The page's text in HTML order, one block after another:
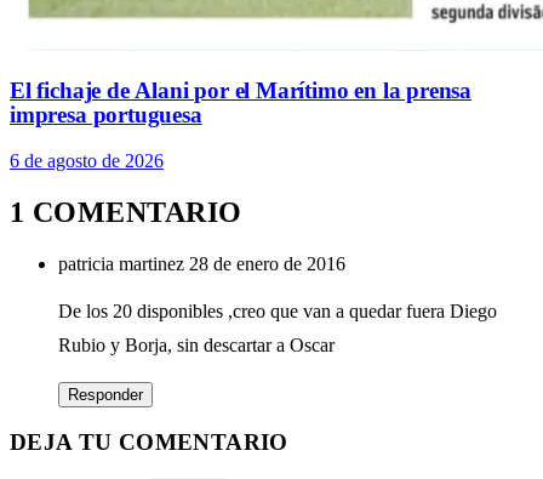
El fichaje de Alani por el Marítimo en la prensa
impresa portuguesa
6 de agosto de 2026
1 COMENTARIO
patricia martinez 28 de enero de 2016
De los 20 disponibles ,creo que van a quedar fuera Diego
Rubio y Borja, sin descartar a Oscar
Responder
DEJA TU COMENTARIO